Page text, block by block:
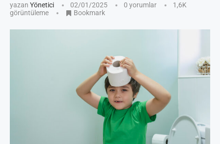
yazan Yönetici 02/01/2025 0 yorumlar
1,6K
görüntüleme
Bookmark